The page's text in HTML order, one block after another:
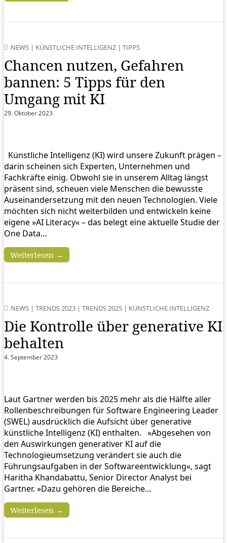
NEWS | KÜNSTLICHE INTELLIGENZ | TIPPS
Chancen nutzen, Gefahren
bannen: 5 Tipps für den
Umgang mit KI
29. Oktober 2023
Künstliche Intelligenz (KI) wird unsere Zukunft prägen –
darin scheinen sich Experten, Unternehmen und
Fachkräfte einig. Obwohl sie in unserem Alltag längst
präsent sind, scheuen viele Menschen die bewusste
Auseinandersetzung mit den neuen Technologien. Viele
möchten sich nicht weiterbilden und entwickeln keine
eigene »AI Literacy« – das belegt eine aktuelle Studie der
One Data…
Weiterlesen →
NEWS | TRENDS 2023 | TRENDS 2025 | KÜNSTLICHE INTELLIGENZ
Die Kontrolle über generative KI
behalten
4. September 2023
Laut Gartner werden bis 2025 mehr als die Hälfte aller
Rollenbeschreibungen für Software Engineering Leader
(SWEL) ausdrücklich die Aufsicht über generative
künstliche Intelligenz (KI) enthalten. »Abgesehen von
den Auswirkungen generativer KI auf die
Technologieumsetzung verändert sie auch die
Führungsaufgaben in der Softwareentwicklung«, sagt
Haritha Khandabattu, Senior Director Analyst bei
Gartner. »Dazu gehören die Bereiche…
Weiterlesen →